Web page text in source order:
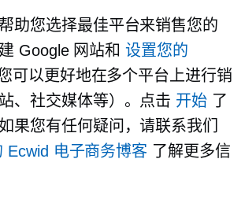
助您选择最佳平台来销售您的
Google 网站和设置您的
可以更好地在多个平台上进行销
、社交媒体等）。点击 开始 了
果您有任何疑问，请联系我们
Ecwid 电子商务博客 了解更多信